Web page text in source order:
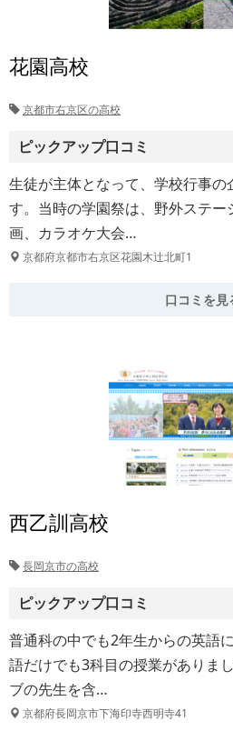
花園高校
京都市右京区の高校
ピックアップ口コミ
生徒が主体となって、学校行事
す。当時の学園祭は、野外ステ
画、カラオケ大会…
京都府京都市右京区花園木辻北町1
口コミを見
西乙訓高校
長岡京市の高校
ピックアップ口コミ
普通科の中でも2年生からの英語
語だけでも3科目の授業がありま
ブの先生を含…
京都府長岡京市下海印寺西明寺41